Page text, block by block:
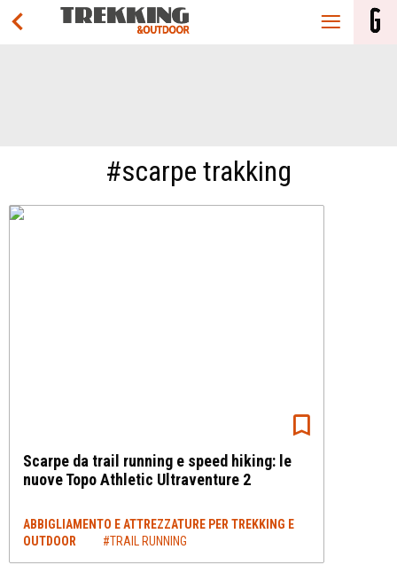
#scarpe trakking
Scarpe da trail running e speed hiking: le
nuove Topo Athletic Ultraventure 2
ABBIGLIAMENTO E ATTREZZATURE PER TREKKING E
OUTDOOR
#TRAIL RUNNING